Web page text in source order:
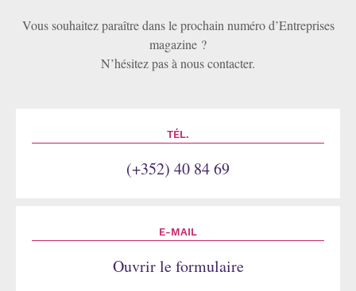
Vous souhaitez paraître dans le prochain numéro d’Entreprises
magazine ?
N’hésitez pas à nous contacter.
TÉL.
(+352) 40 84 69
E-MAIL
Ouvrir le formulaire